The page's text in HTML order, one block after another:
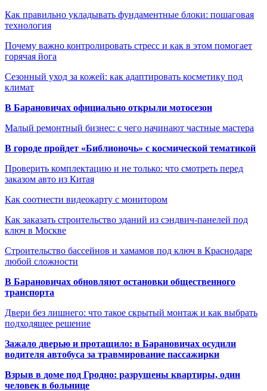
Как правильно укладывать фундаментные блоки: пошаговая
технология
Почему важно контролировать стресс и как в этом помогает
горячая йога
Сезонный уход за кожей: как адаптировать косметику под
климат
В Барановичах официально открыли мотосезон
Малый ремонтный бизнес: с чего начинают частные мастера
В городе пройдет «Библионочь» с космической тематикой
Проверить комплектацию и не только: что смотреть перед
заказом авто из Китая
Как соотнести видеокарту с монитором
Как заказать строительство зданий из сэндвич-панелей под
ключ в Москве
Строительство бассейнов и хамамов под ключ в Краснодаре
любой сложности
В Барановичах обновляют остановки общественного
транспорта
Двери без лишнего: что такое скрытый монтаж и как выбрать
подходящее решение
Зажало дверью и протащило: в Барановичах осудили
водителя автобуса за травмирование пассажирки
Взрыв в доме под Гродно: разрушены квартиры, один
человек в больнице